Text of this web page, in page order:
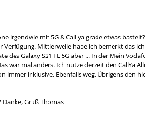
irgendwie mit 5G & Call ya grade etwas
Verfügung. Mittlerweile habe ich bemerkt das
des Galaxy S21 FE 5G aber ... In der Mein
war mal anders. Ich nutze derzeit den CallYa
immer inklusive. Ebenfalls weg. Übrigens den
Danke, Gruß Thomas